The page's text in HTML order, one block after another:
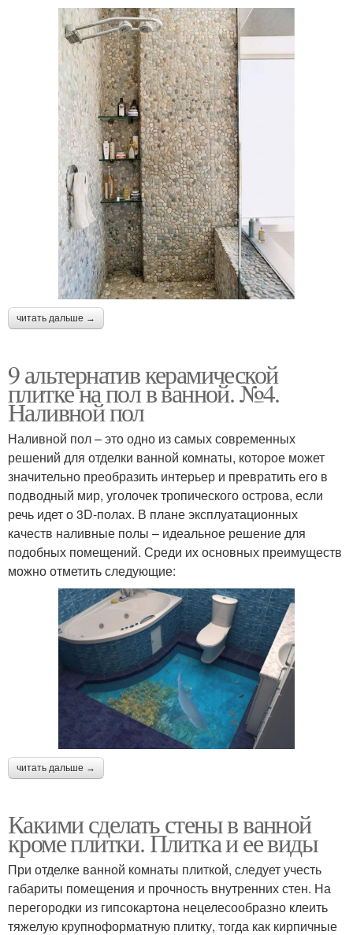
читать дальше →
9 альтернатив керамической
плитке на пол в ванной. №4.
Наливной пол
Наливной пол – это одно из самых современных
решений для отделки ванной комнаты, которое может
значительно преобразить интерьер и превратить его в
подводный мир, уголочек тропического острова, если
речь идет о 3D-полах. В плане эксплуатационных
качеств наливные полы – идеальное решение для
подобных помещений. Среди их основных преимуществ
можно отметить следующие:
читать дальше →
Какими сделать стены в ванной
кроме плитки. Плитка и ее виды
При отделке ванной комнаты плиткой, следует учесть
габариты помещения и прочность внутренних стен. На
перегородки из гипсокартона нецелесообразно клеить
тяжелую крупноформатную плитку, тогда как кирпичные